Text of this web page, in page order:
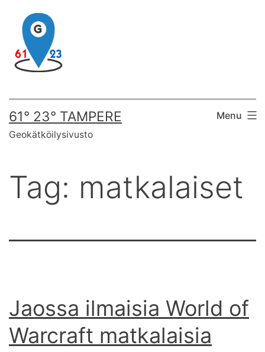
content
61° 23° TAMPERE
Geokätköilysivusto
Menu
Tag: matkalaiset
Jaossa ilmaisia World of
Warcraft matkalaisia